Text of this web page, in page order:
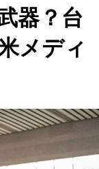
器？台
メディ